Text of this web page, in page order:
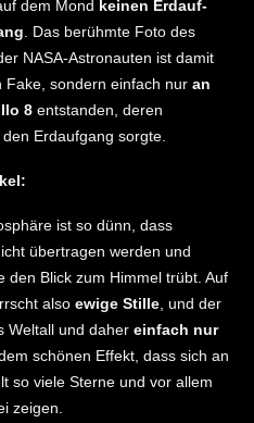
dem Mond keinen Erdauf-
. Das berühmte Foto des
NASA-Astronauten ist damit
Fake, sondern einfach nur an
8 entstanden, deren
Erdaufgang sorgte.
ist so dünn, dass
übertragen werden und
den Blick zum Himmel trübt. Auf
also ewige Stille, und der
Weltall und daher einfach nur
schönen Effekt, dass sich an
so viele Sterne und vor allem
zeigen.